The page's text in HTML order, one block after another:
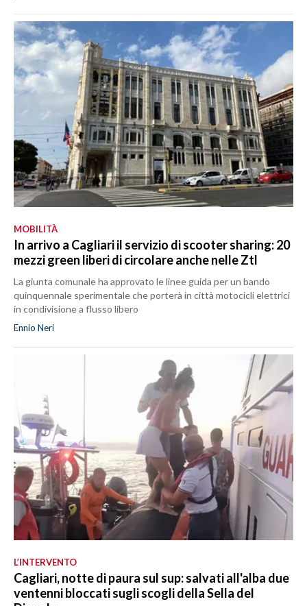
MOBILITÀ
In arrivo a Cagliari il servizio di scooter sharing: 20
mezzi green liberi di circolare anche nelle Ztl
La giunta comunale ha approvato le linee guida per un bando
quinquennale sperimentale che porterà in città motocicli elettrici
in condivisione a flusso libero
Ennio Neri
L’INTERVENTO
Cagliari, notte di paura sul sup: salvati all'alba due
ventenni bloccati sugli scogli della Sella del